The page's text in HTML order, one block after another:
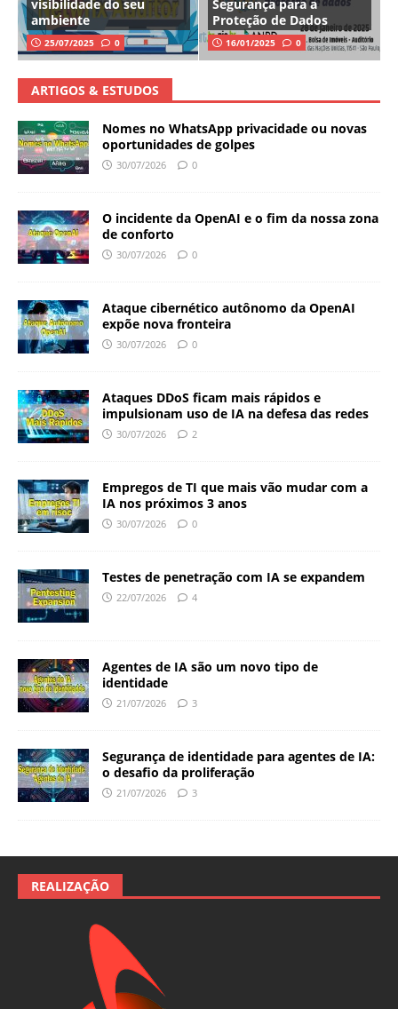
visibilidade do seu
ambiente
25/07/2025 0
Segurança para a
Proteção de Dados
16/01/2025 0
ARTIGOS & ESTUDOS
Nomes no WhatsApp privacidade ou novas
oportunidades de golpes
30/07/2026 0
O incidente da OpenAI e o fim da nossa zona
de conforto
30/07/2026 0
Ataque cibernético autônomo da OpenAI
expõe nova fronteira
30/07/2026 0
Ataques DDoS ficam mais rápidos e
impulsionam uso de IA na defesa das redes
30/07/2026 2
Empregos de TI que mais vão mudar com a
IA nos próximos 3 anos
30/07/2026 0
Testes de penetração com IA se expandem
22/07/2026 4
Agentes de IA são um novo tipo de
identidade
21/07/2026 3
Segurança de identidade para agentes de IA:
o desafio da proliferação
21/07/2026 3
REALIZAÇÃO